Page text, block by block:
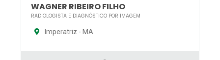
WAGNER RIBEIRO FILHO
RADIOLOGISTA E DIAGNÓSTICO POR IMAGEM
Imperatriz - MA